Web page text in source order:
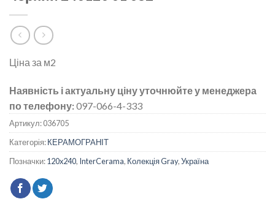
Ціна за м2
Наявність і актуальну ціну уточнюйте у менеджера
по телефону:097-066-4-333
Артикул:036705
Категорія:КЕРАМОГРАНІТ
Позначки:120x240, InterCerama, Колекція Gray,Україна